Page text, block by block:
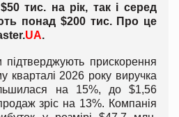
тис. на рік, так і серед
понад $200 тис. Про це
UA.
підтверджують прискорення
кварталі 2026 року виручка
на 15%, до $1,56
зріс на 13%. Компанія